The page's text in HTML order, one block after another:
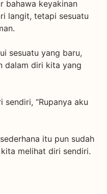
bahawa keyakinan
langit, tetapi sesuatu
sesuatu yang baru,
dalam diri kita yang
“Rupanya aku
itu pun sudah
melihat diri sendiri.